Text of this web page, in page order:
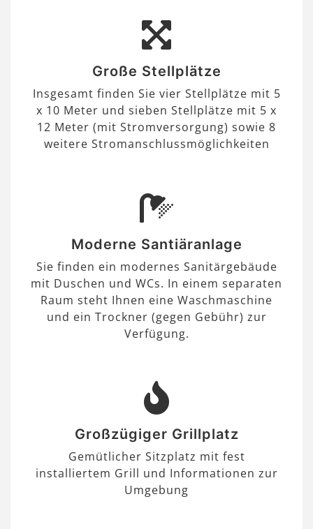
Große Stellplätze
Insgesamt finden Sie vier Stellplätze mit 5
x 10 Meter und sieben Stellplätze mit 5 x
12 Meter (mit Stromversorgung) sowie 8
weitere Stromanschlussmöglichkeiten
Moderne Santiäranlage
Sie finden ein modernes Sanitärgebäude
mit Duschen und WCs. In einem separaten
Raum steht Ihnen eine Waschmaschine
und ein Trockner (gegen Gebühr) zur
Verfügung.
Großzügiger Grillplatz
Gemütlicher Sitzplatz mit fest
installiertem Grill und Informationen zur
Umgebung